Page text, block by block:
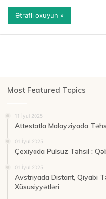
Ətraflı oxuyun »
Most Featured Topics
11 İyul 2025
Attestatla Malayziyada
01 İyul 2025
Çexiyada Pulsuz Təhsil :
01 İyul 2025
Avstriyada Distant, Qiyabi
Xüsusiyyətləri